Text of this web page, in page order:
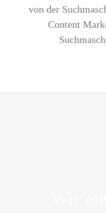
von der
Content